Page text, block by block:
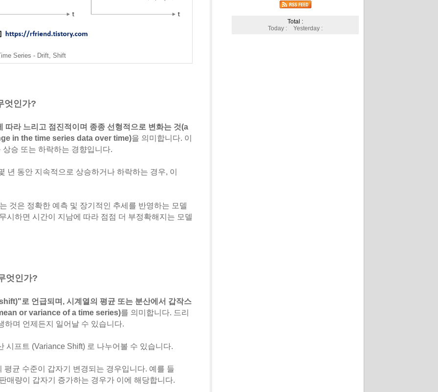
Series - Drift, Shift
엇인가?
따라 느리고 점진적이며 종종 선형적으로 변화는 것(a
in the time series data over time)을 의미합니다. 이
승 또는 하락하는 경향입니다.
년 동안 지속적으로 상승하거나 하락하는 경우, 이
것은 정확한 예측 및 장기적인 추세를 반영하는 모델
시하면 시간이 지남에 따라 점점 더 부정확해지는 모델
엇인가?
로 언급되며, 시계열의 평균 또는 분산에서 갑작스
or variance of a time series)를 의미합니다. 드리
하며 언제든지 일어날 수 있습니다.
시프트 (Variance Shift) 로 나누어볼 수 있습니다.
평균 수준이 갑자기 변경되는 경우입니다. 예를 들
매량이 갑자기 증가하는 경우가 이에 해당합니다.
Total :
Today :
Yesterday :